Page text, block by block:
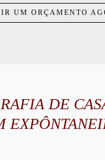
UM ORÇAMENTO
DE